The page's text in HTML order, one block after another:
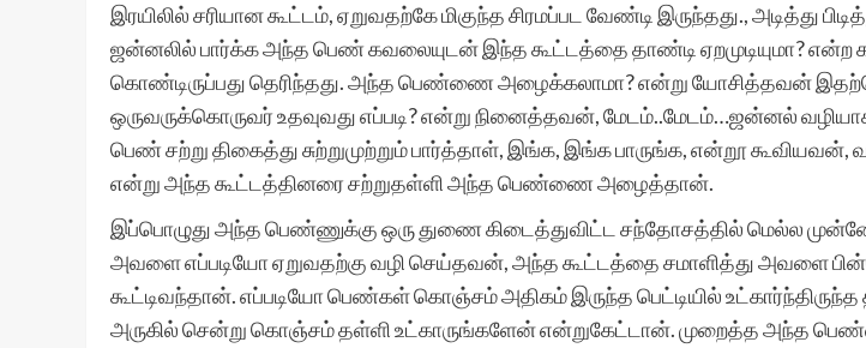
இரயிலில் சரியான கூட்டம், ஏறுவதற்கே மிகுந்த சிரமப்பட வேண்டி இருந்தது., அடித்து
ஜன்னலில் பார்க்க அந்த பெண் கவலையுடன் இந்த கூட்டத்தை தாண்டி ஏறமுடியுமா? என்ற
கொண்டிருப்பது தெரிந்தது. அந்த பெண்ணை அழைக்கலாமா? என்று யோசித்தவன்
ஒருவருக்கொருவர் உதவுவது எப்படி? என்று நினைத்தவன், மேடம்..மேடம்…ஜன்னல்
பெண் சற்று திகைத்து சுற்றுமுற்றும் பார்த்தாள், இங்க, இங்க பாருங்க, என்றூ கூவியவன்,
என்று அந்த கூட்டத்தினரை சற்றுதள்ளி அந்த பெண்ணை அழைத்தான்.
இப்பொழுது அந்த பெண்ணுக்கு ஒரு துணை கிடைத்துவிட்ட சந்தோசத்தில் மெல்ல
அவளை எப்படியோ ஏறுவதற்கு வழி செய்தவன், அந்த கூட்டத்தை சமாளித்து அவளை
கூட்டிவந்தான். எப்படியோ பெண்கள் கொஞ்சம் அதிகம் இருந்த பெட்டியில்
அருகில் சென்று கொஞ்சம் தள்ளி உட்காருங்களேன் என்றுகேட்டான். முறைத்த அந்த